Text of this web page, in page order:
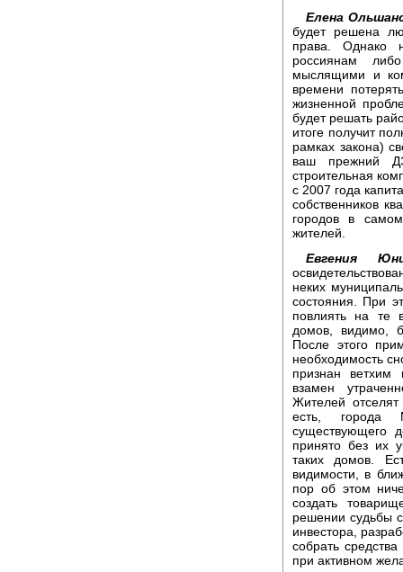
Елена
будет решена
права. Однако
россиянам
мыслящими и
времени
жизненной
будет решать
итоге получит
рамках закона)
ваш прежний
строительная
с 2007 года
собственников
городов в
жителей.
Евгения
неких
состояния. При
повлиять на те
домов, видимо,
После этого
необходимость
признан
взамен
Жителей отселят
есть, города
существующего
принято без их
таких домов.
видимости, в
пор об этом
создать
решении судьбы
инвестора,
собрать
при активном